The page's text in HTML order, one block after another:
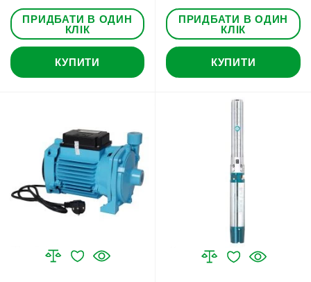
ПРИДБАТИ В ОДИН
КЛІК
КУПИТИ
ПРИДБАТИ В ОДИН
КЛІК
КУПИТИ